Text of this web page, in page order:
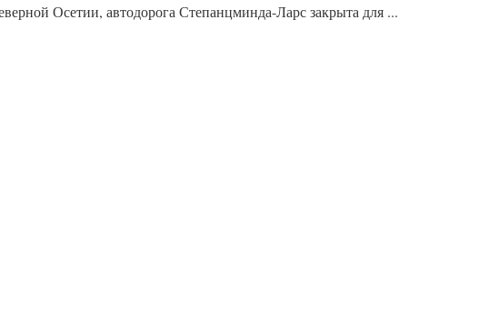
Осетии, автодорога Степанцминда-Ларс закрыта для ...